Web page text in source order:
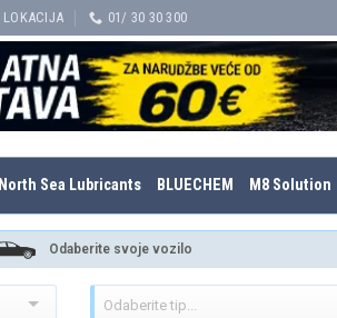
LOKACIJA 01/ 30 30 300
North Sea Lubricants BLUECHEM M8 Solution
Odaberite svoje vozilo